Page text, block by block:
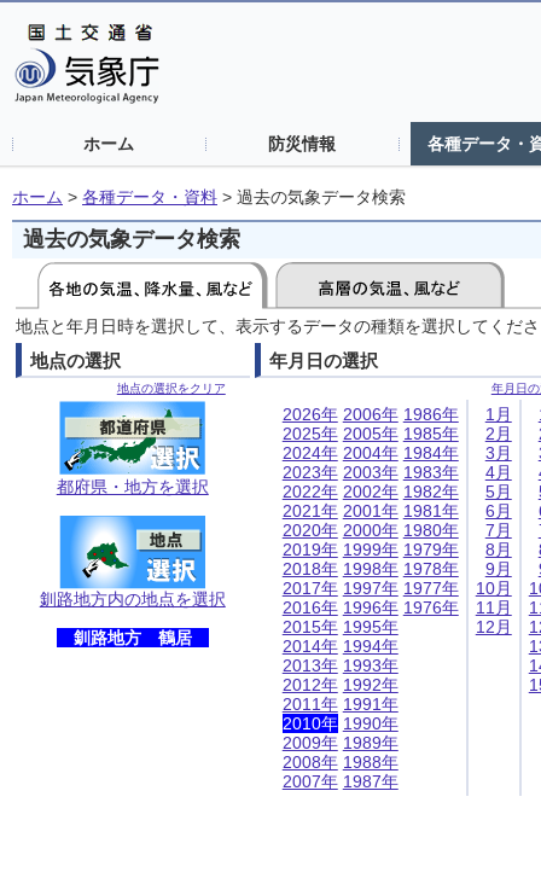
ホーム 防災情報 各種データ・
ホーム > 各種データ・資料 > 過去の気象データ検索
過去の気象データ検索
地点と年月日時を選択して、表示するデータの種類を選択してくだ
地点の選択
地点の選択をクリア
都府県・地方を選択
釧路地方内の地点を選択
釧路地方 鶴居
年月日の選択
年月日
2026年
2025年
2024年
2023年
2022年
2021年
2020年
2019年
2018年
2017年
2016年
2015年
2014年
2013年
2012年
2011年
2010年
2009年
2008年
2007年
2006年
2005年
2004年
2003年
2002年
2001年
2000年
1999年
1998年
1997年
1996年
1995年
1994年
1993年
1992年
1991年
1990年
1989年
1988年
1987年
1986年
1985年
1984年
1983年
1982年
1981年
1980年
1979年
1978年
1977年
1976年
1月
2月
3月
4月
5月
6月
7月
8月
9月
10月
11月
12月